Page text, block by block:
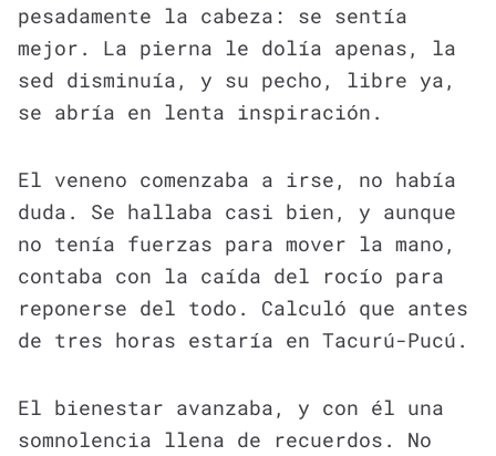
pesadamente la cabeza: se sentía
mejor. La pierna le dolía apenas, la
sed disminuía, y su pecho, libre ya,
se abría en lenta inspiración.
El veneno comenzaba a irse, no había
duda. Se hallaba casi bien, y aunque
no tenía fuerzas para mover la mano,
contaba con la caída del rocío para
reponerse del todo. Calculó que antes
de tres horas estaría en Tacurú-Pucú.
El bienestar avanzaba, y con él una
somnolencia llena de recuerdos. No